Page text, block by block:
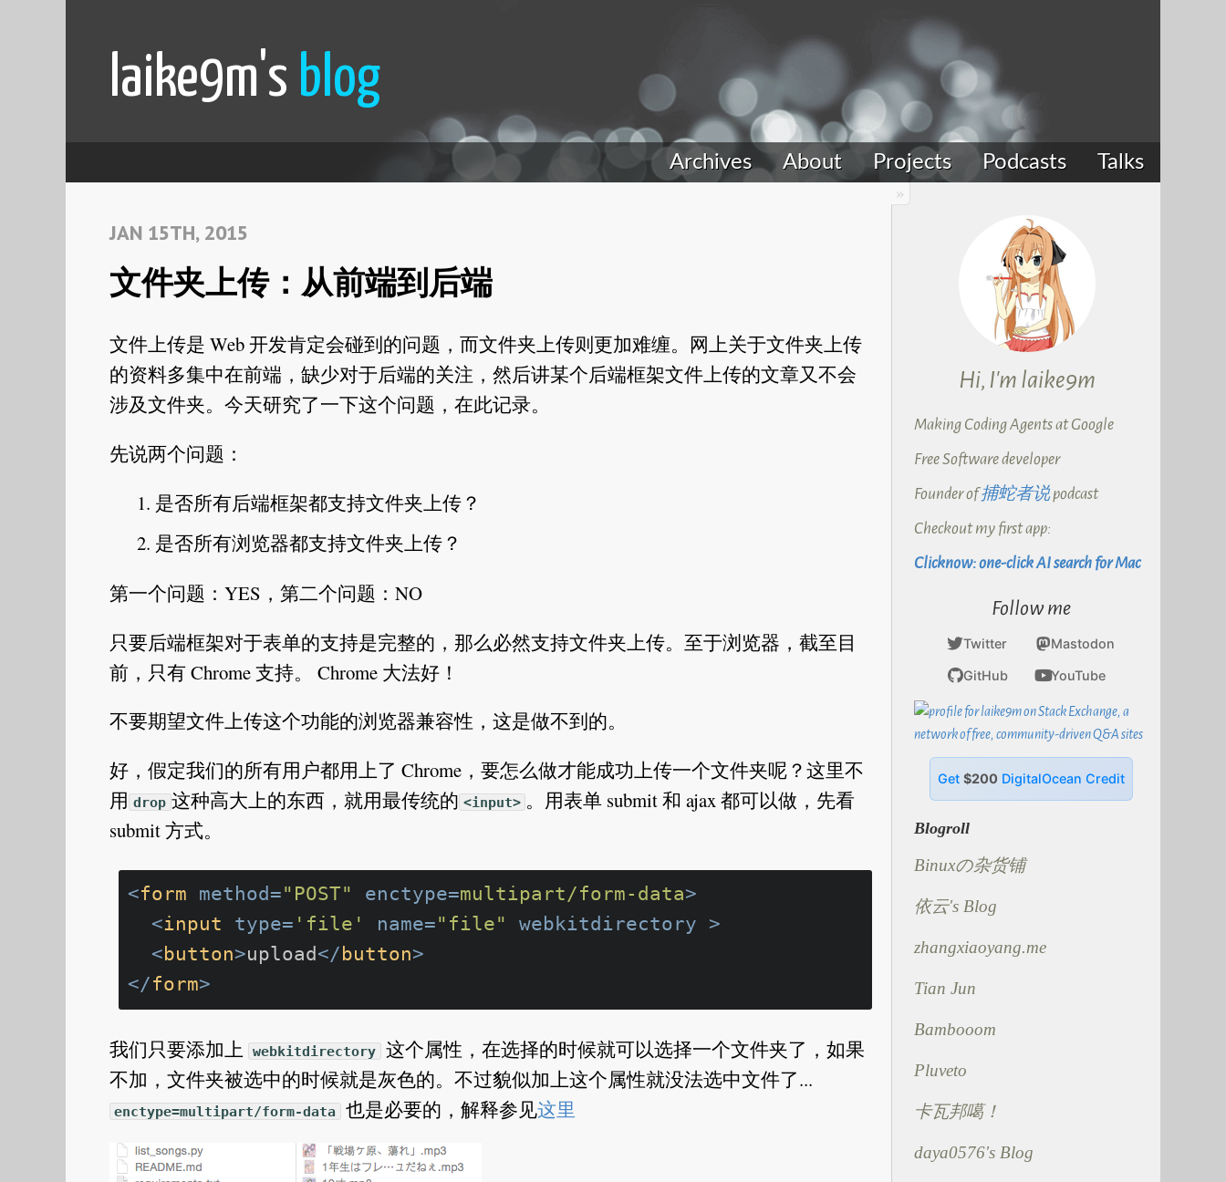
laike9m's blog
Archives About Projects Podcasts Talks
JAN 15TH, 2015
文件夹上传：从前端到后端
文件上传是 Web 开发肯定会碰到的问题，而文件夹上传则更加难缠。网上关于文件夹上传
的资料多集中在前端，缺少对于后端的关注，然后讲某个后端框架文件上传的文章又不会
涉及文件夹。今天研究了一下这个问题，在此记录。
先说两个问题：
是否所有后端框架都支持文件夹上传？
是否所有浏览器都支持文件夹上传？
第一个问题：YES，第二个问题：NO
只要后端框架对于表单的支持是完整的，那么必然支持文件夹上传。至于浏览器，截至目
前，只有 Chrome 支持。 Chrome 大法好！
不要期望文件上传这个功能的浏览器兼容性，这是做不到的。
好，假定我们的所有用户都用上了 Chrome，要怎么做才能成功上传一个文件夹呢？这里不
用 drop 这种高大上的东西，就用最传统的 <input> 。用表单 submit 和 ajax 都可以做，先看
submit 方式。
<form method ="POST" enctype=multipart/form-data>
<input type= 'file' name="file" webkitdirectory >
<button>upload </ button>
</form>
我们只要添加上 webkitdirectory 这个属性，在选择的时候就可以选择一个文件夹了，如果
不加，文件夹被选中的时候就是灰色的。不过貌似加上这个属性就没法选中文件了...
enctype=multipart/form-data 也是必要的，解释参见这里
Hi, I'm laike9m
Making Coding Agents at Google
Free Software developer
Founder of捕蛇者说podcast
Checkout my first app:
Clicknow: one-click AI search for Mac
Follow me
Twitter Mastodon
GitHub YouTube
Get $200 DigitalOcean Credit
Blogroll
Binuxの杂货铺
依云's Blog
zhangxiaoyang.me
Tian Jun
Bambooom
Pluveto
卡瓦邦噶！
daya0576's Blog